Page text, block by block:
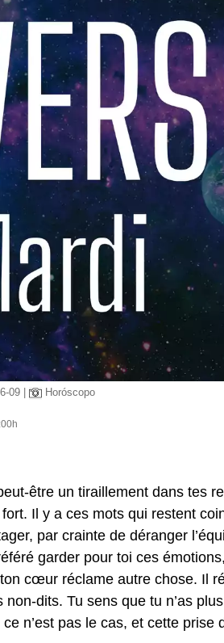
09 | Horóscopo
être un tiraillement dans tes
Il y a ces mots qui restent
par crainte de déranger
garder pour toi ces
cœur réclame autre chose. Il
non-dits. Tu sens que tu n’as
n’est pas le cas, et cette